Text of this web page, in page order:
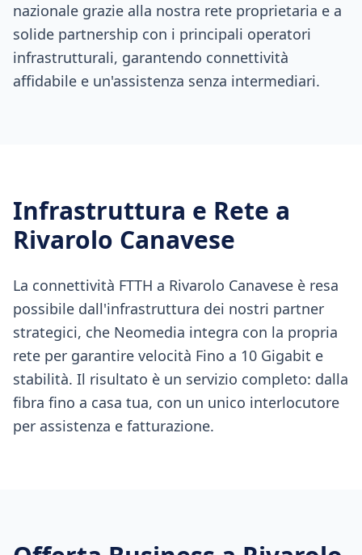
nazionale grazie alla nostra rete proprietaria e a
solide partnership con i principali operatori
infrastrutturali, garantendo connettività
affidabile e un'assistenza senza intermediari.
Infrastruttura e Rete a
Rivarolo Canavese
La connettività FTTH a Rivarolo Canavese è resa
possibile dall'infrastruttura dei nostri partner
strategici, che Neomedia integra con la propria
rete per garantire velocità Fino a 10 Gigabit e
stabilità. Il risultato è un servizio completo: dalla
fibra fino a casa tua, con un unico interlocutore
per assistenza e fatturazione.